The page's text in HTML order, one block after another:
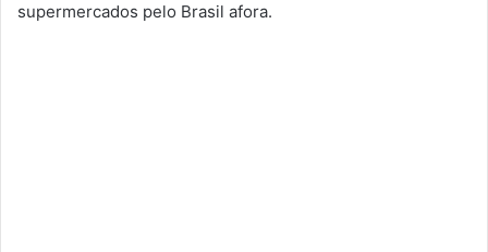
supermercados pelo Brasil afora.